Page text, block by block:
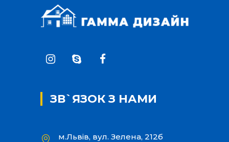
ЗВ`ЯЗОК З НАМИ
м.Львів, вул. Зелена, 212б